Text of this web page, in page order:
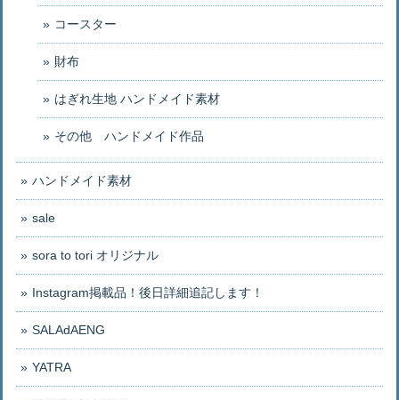
コースター
財布
はぎれ生地 ハンドメイド素材
その他 ハンドメイド作品
ハンドメイド素材
sale
sora to tori オリジナル
Instagram掲載品！後日詳細追記します！
SALAdAENG
YATRA